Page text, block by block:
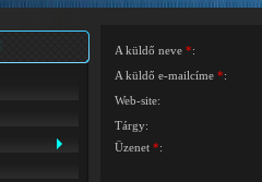
A küldő neve *:
A küldő e-mailcíme *:
Web-site:
Tárgy:
Üzenet *: